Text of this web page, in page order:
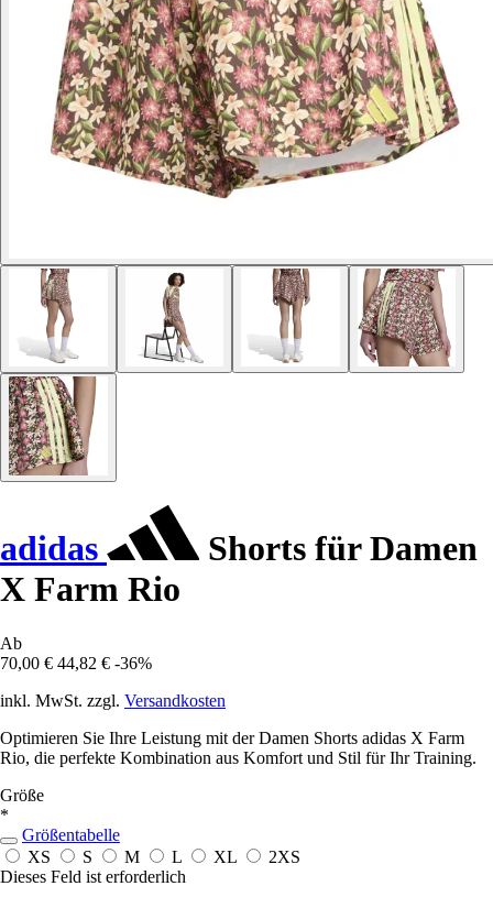
adidas
Shorts für Damen
X Farm Rio
Ab
70,00 € 44,82 € -36%
inkl. MwSt. zzgl. Versandkosten
Optimieren Sie Ihre Leistung mit der Damen Shorts adidas X Farm
Rio, die perfekte Kombination aus Komfort und Stil für Ihr Training.
Größe
*
Größentabelle
XS
S M L XL
2XS
Dieses Feld ist erforderlich